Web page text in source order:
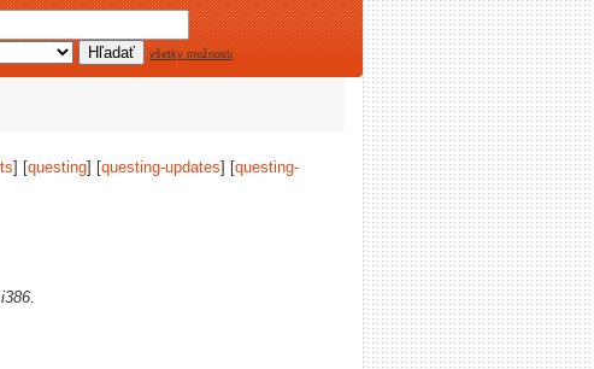
všetky možnosti
] [questing] [questing-updates] [questing-
i386.